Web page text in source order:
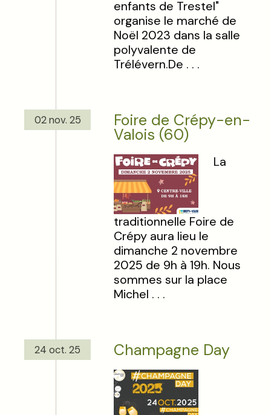
enfants de Trestel"
organise le marché de
Noël 2023 dans la salle
polyvalente de
Trélévern.De . . .
02 nov. 25 Foire de Crépy-en-
Valois (60)
La
traditionnelle Foire de
Crépy aura lieu le
dimanche 2 novembre
2025 de 9h à 19h. Nous
sommes sur la place
Michel . . .
24 oct. 25 Champagne Day